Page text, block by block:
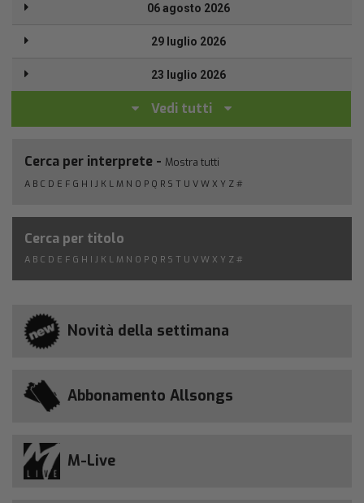
06 agosto 2026
29 luglio 2026
23 luglio 2026
Vedi tutti
Cerca per interprete - Mostra tutti
A B C D E F G H I J K L M N O P Q R S T U V W X Y Z #
Cerca per titolo
A B C D E F G H I J K L M N O P Q R S T U V W X Y Z #
Novità della settimana
Abbonamento Allsongs
M-Live